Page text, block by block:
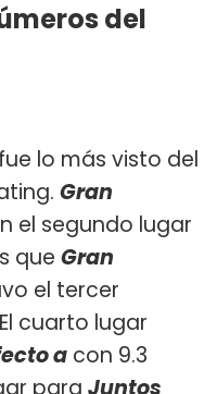
del
lo más visto del
Gran
el segundo lugar
que Gran
el tercer
cuarto lugar
a con 9.3